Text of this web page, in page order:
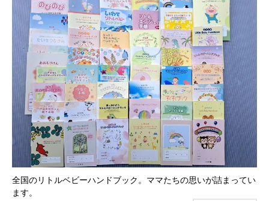
全国のリトルベビーハンドブック。ママたちの思いが詰まってい
ます。